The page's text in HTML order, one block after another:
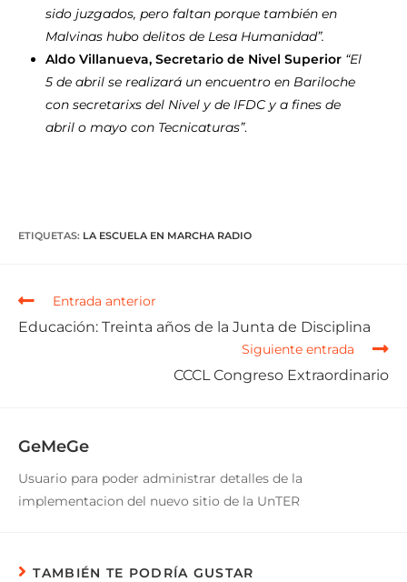
sido juzgados, pero faltan porque también en
Malvinas hubo delitos de Lesa Humanidad”.
Aldo Villanueva, Secretario de Nivel Superior “El
5 de abril se realizará un encuentro en Bariloche
con secretarixs del Nivel y de IFDC y a fines de
abril o mayo con Tecnicaturas”.
ETIQUETAS: LA ESCUELA EN MARCHA RADIO
Entrada anterior
Educación: Treinta años de la Junta de Disciplina
Siguiente entrada
CCCL Congreso Extraordinario
GeMeGe
Usuario para poder administrar detalles de la
implementacion del nuevo sitio de la UnTER
TAMBIÉN TE PODRÍA GUSTAR